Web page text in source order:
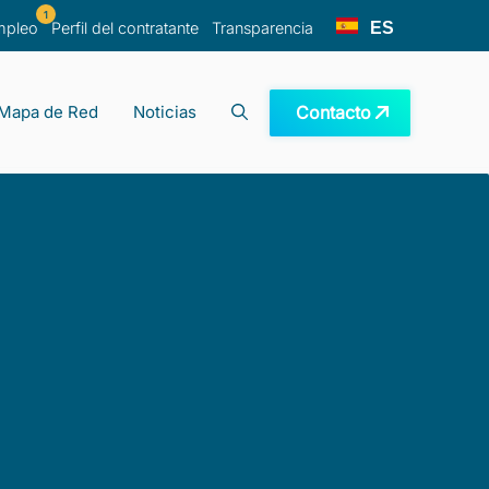
1
Perfil del contratante Transparencia ES
investigación
de Red Noticias Contacto